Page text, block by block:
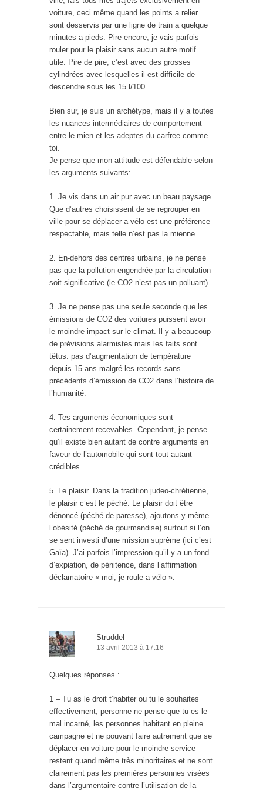
voiture, ceci même quand les points a relier
sont desservis par une ligne de train a quelque
minutes a pieds. Pire encore, je vais parfois
rouler pour le plaisir sans aucun autre motif
utile. Pire de pire, c’est avec des grosses
cylindrées avec lesquelles il est difficile de
descendre sous les 15 l/100.
Bien sur, je suis un archétype, mais il y a toutes
les nuances intermédiaires de comportement
entre le mien et les adeptes du carfree comme
toi.
Je pense que mon attitude est défendable selon
les arguments suivants:
1. Je vis dans un air pur avec un beau paysage.
Que d’autres choisissent de se regrouper en
ville pour se déplacer a vélo est une préférence
respectable, mais telle n’est pas la mienne.
2. En-dehors des centres urbains, je ne pense
pas que la pollution engendrée par la circulation
soit significative (le CO2 n’est pas un polluant).
3. Je ne pense pas une seule seconde que les
émissions de CO2 des voitures puissent avoir
le moindre impact sur le climat. Il y a beaucoup
de prévisions alarmistes mais les faits sont
têtus: pas d’augmentation de température
depuis 15 ans malgré les records sans
précédents d’émission de CO2 dans l’histoire de
l’humanité.
4. Tes arguments économiques sont
certainement recevables. Cependant, je pense
qu’il existe bien autant de contre arguments en
faveur de l’automobile qui sont tout autant
crédibles.
5. Le plaisir. Dans la tradition judeo-chrétienne,
le plaisir c’est le péché. Le plaisir doit être
dénoncé (péché de paresse), ajoutons-y même
l’obésité (péché de gourmandise) surtout si l’on
se sent investi d’une mission suprême (ici c’est
Gaïa). J’ai parfois l’impression qu’il y a un fond
d’expiation, de pénitence, dans l’affirmation
déclamatoire « moi, je roule a vélo ».
Struddel
13 avril 2013 à 17:16
Quelques réponses :
1 – Tu as le droit t’habiter ou tu le souhaites
effectivement, personne ne pense que tu es le
mal incarné, les personnes habitant en pleine
campagne et ne pouvant faire autrement que se
déplacer en voiture pour le moindre service
restent quand même très minoritaires et ne sont
clairement pas les premières personnes visées
dans l’argumentaire contre l’utilisation de la